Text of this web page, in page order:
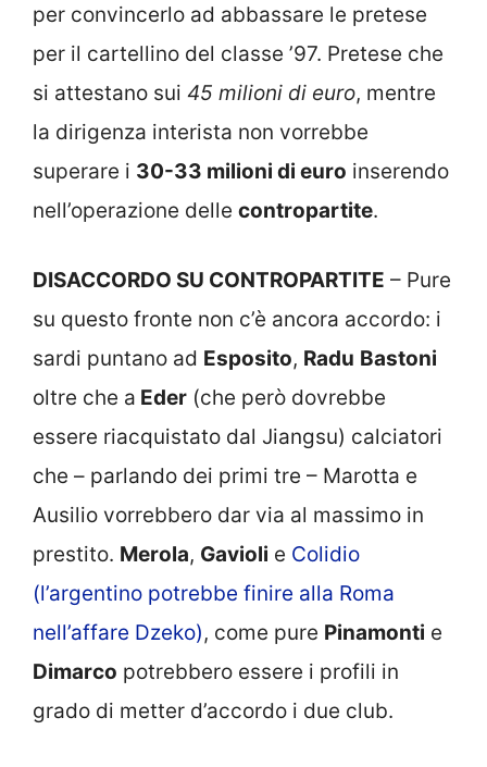
per convincerlo ad abbassare le pretese
per il cartellino del classe ’97. Pretese che
si attestano sui 45 milioni di euro, mentre
la dirigenza interista non vorrebbe
superare i 30-33 milioni di euro inserendo
nell’operazione delle contropartite.
DISACCORDO SU CONTROPARTITE – Pure
su questo fronte non c’è ancora accordo: i
sardi puntano ad Esposito, Radu Bastoni
oltre che a Eder (che però dovrebbe
essere riacquistato dal Jiangsu) calciatori
che – parlando dei primi tre – Marotta e
Ausilio vorrebbero dar via al massimo in
prestito. Merola, Gavioli e Colidio
(l’argentino potrebbe finire alla Roma
nell’affare Dzeko), come pure Pinamonti e
Dimarco potrebbero essere i profili in
grado di metter d’accordo i due club.